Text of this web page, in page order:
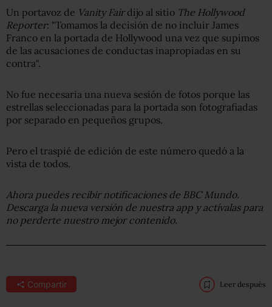
Un portavoz de Vanity Fairdijo al sitio The Hollywood
Reporter: "Tomamos la decisión de no incluir James
Franco en la portada de Hollywood una vez que supimos
de las acusaciones de conductas inapropiadas en su
contra".
No fue necesaria una nueva sesión de fotos porque las
estrellas seleccionadas para la portada son fotografiadas
por separado en pequeños grupos.
Pero el traspié de edición de este número quedó a la
vista de todos.
Ahora puedes recibir notificaciones de BBC Mundo.
Descarga la nueva versión de nuestra app y actívalas para
no perderte nuestro mejor contenido.
Compartir Leer después